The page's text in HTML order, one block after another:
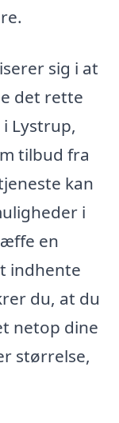
sig i at
det rette
Lystrup,
tilbud fra
kan
i
en
indhente
du, at du
netop dine
størrelse,